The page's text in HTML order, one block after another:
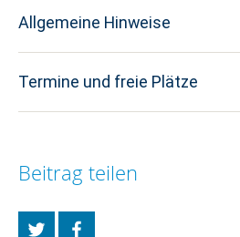
Allgemeine Hinweise
Termine und freie Plätze
Beitrag teilen